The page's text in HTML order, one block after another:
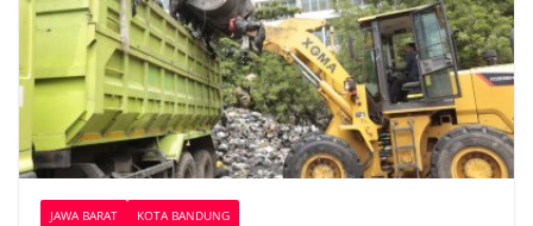
JAWA BARAT KOTA BANDUNG